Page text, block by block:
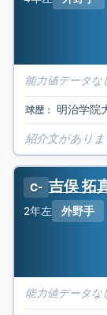
能力値データな
球歴： 明治学院
紹介文がありま
C- 吉俣 拓
2年左 外野手
能力値データな